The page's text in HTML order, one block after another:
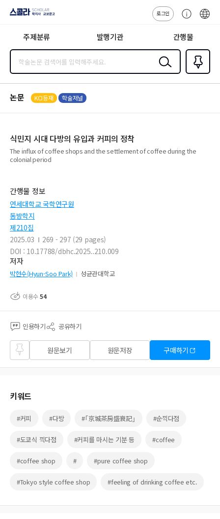
지사·교보문고
로그인
센
주제분류 발행기관 간행물
검색
즐겨찾
기0
논문 KCI등재 학술저널
식민지 시대 다방의 유입과 커피의 정착
The influx of coffee shops and the settlement of coffee during the
colonial period
간행물 정보
연세대학교 국학연구원
동방학지
제210집
2025.03
269 - 297 (29 pages)
DOI : 10.17788/dbhc.2025..210.009
저자
박현수(Hyun-Soo Park) 성균관대학교
이용수54
인용하기 공유하기
즐겨
찾기
원문보기 원문저장 구매하기
키워드
#커피 #다방 #｢京城茶房盛衰記｣ #순끽다점
#도쿄식 끽다점 #커피를 마시는 기분 등 #coffee
#coffee shop # #pure coffee shop
#Tokyo style coffee shop #feeling of drinking coffee etc.